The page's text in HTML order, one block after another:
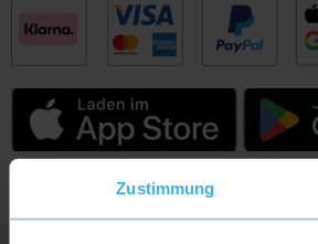
Zustimmung
Social Media